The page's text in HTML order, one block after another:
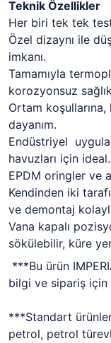
Teknik Özellikler
Her biri tek tek
Özel dizaynı ile
imkanı.
Tamamıyla
korozyonsuz
Ortam
dayanım.
Endüstriyel
havuzları için ideal.
EPDM oringler ve
Kendinden iki
ve demontaj
Vana kapalı
sökülebilir, küre
***Bu ürün
bilgi ve sipariş için
***Standart
petrol, petrol